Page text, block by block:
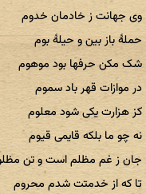
وی جهانت ز خادمان خدوم
حملهٔ باز بین و حیلهٔ بوم
شک مکن حرفها بود موهوم
در موازات قهر باد سموم
کز هزارت یکی شود معلوم
نه چو ما بلکه قایمی قیوم
جان ز غم مظلم است و تن
تا که از خدمتت شدم محروم